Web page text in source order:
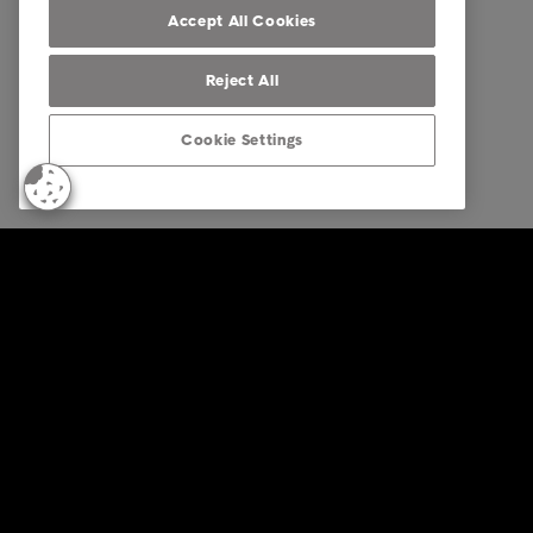
Accept All Cookies
Reject All
Cookie Settings